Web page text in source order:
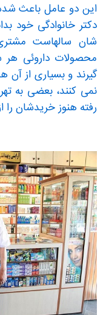
این دو عامل باعث شده
دکتر خانوادگی خود
شان سالهاست
محصولات داروئی هر
گیرند و بسیاری از آن
نمی کنند، بعضی به
رفته هنوز خریدشان را